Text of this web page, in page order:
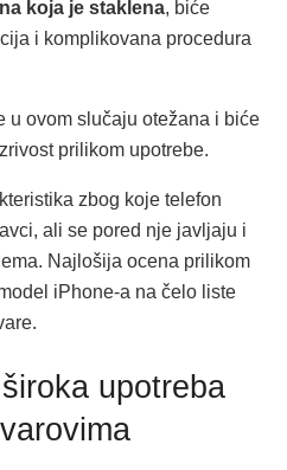
koja je staklena, biće
i komplikovana procedura
u ovom slučaju otežana i biće
prilikom upotrebe.
zbog koje telefon
ali se pored nje javljaju i
Najlošija ocena prilikom
iPhone-a na čelo liste
upotreba